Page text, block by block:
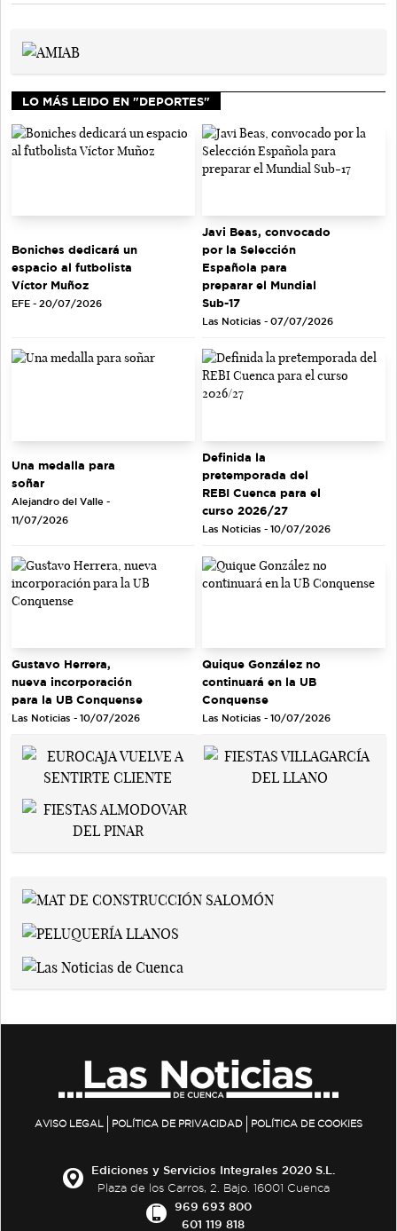
LO MÁS LEIDO EN "DEPORTES"
Boniches dedicará un
espacio al futbolista
Víctor Muñoz
EFE - 20/07/2026
Javi Beas, convocado
por la Selección
Española para
preparar el Mundial
Sub-17
Las Noticias - 07/07/2026
Una medalla para
soñar
Alejandro del Valle -
11/07/2026
Definida la
pretemporada del
REBI Cuenca para el
curso 2026/27
Las Noticias - 10/07/2026
Gustavo Herrera,
nueva incorporación
para la UB Conquense
Las Noticias - 10/07/2026
Quique González no
continuará en la UB
Conquense
Las Noticias - 10/07/2026
AVISO LEGAL POLÍTICA DE PRIVACIDAD POLÍTICA DE COOKIES
Ediciones y Servicios Integrales 2020 S.L.
Plaza de los Carros, 2. Bajo. 16001 Cuenca
969 693 800
601 119 818